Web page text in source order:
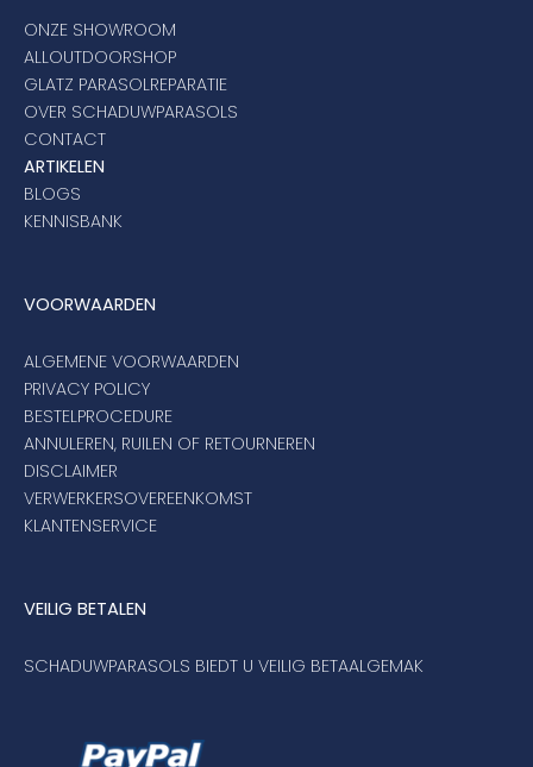
ONZE SHOWROOM
ALLOUTDOORSHOP
GLATZ PARASOLREPARATIE
OVER SCHADUWPARASOLS
CONTACT
ARTIKELEN
BLOGS
KENNISBANK
VOORWAARDEN
ALGEMENE VOORWAARDEN
PRIVACY POLICY
BESTELPROCEDURE
ANNULEREN, RUILEN OF RETOURNEREN
DISCLAIMER
VERWERKERSOVEREENKOMST
KLANTENSERVICE
VEILIG BETALEN
SCHADUWPARASOLS BIEDT U VEILIG BETAALGEMAK